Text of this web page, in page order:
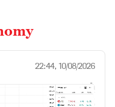
22:44, 10/08/2026